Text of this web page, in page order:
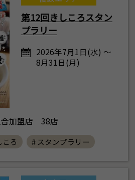
第12回きしころスタン
プラリー
2026年7月1日(水) ～
8月31日(月)
合加盟店 38店
ろ # スタンプラリー